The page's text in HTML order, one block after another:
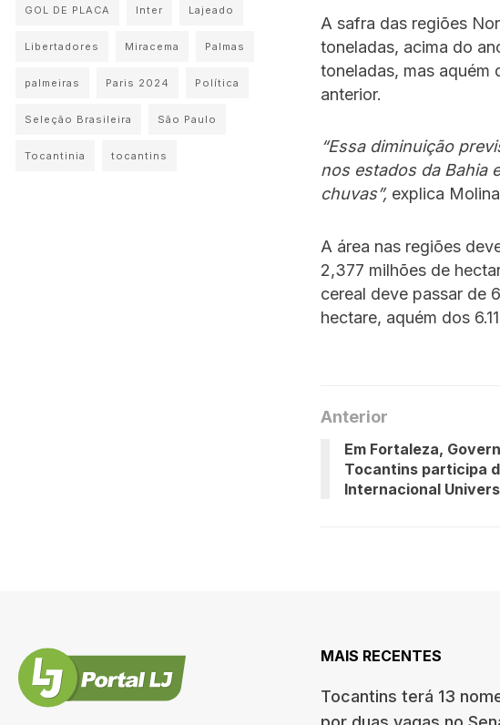
A safra das regiões
toneladas, acima do
toneladas, mas aquém
anterior.
“Essa diminuição
nos estados da Bahia
chuvas”, explica
A área nas regiões
2,377 milhões de
cereal deve passar de
hectare, aquém dos
Anterior
Em Fortaleza,
Tocantins participa
Internacional
GOL DE PLACA Inter Lajeado
Libertadores Miracema Palmas
palmeiras Paris 2024 Política
Seleção Brasileira São Paulo
Tocantinia tocantins
MAIS RECENTES
Tocantins terá 13